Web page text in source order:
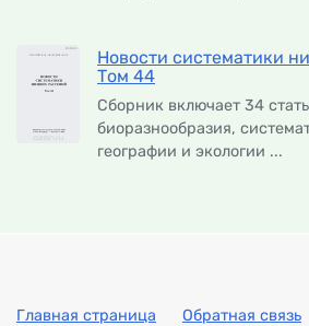
Новости систематики
Том 44
Сборник включает 34
биоразнообразия,
географии и экологии ...
Главная страница Обратная связь